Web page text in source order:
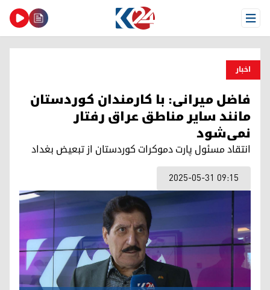
Open Menu
اخبار
فاضل میرانی: با کارمندان کوردستان
مانند سایر مناطق عراق رفتار
نمی‌شود
انتقاد مسئول پارت دموکرات کوردستان از تبعیض بغداد
2025-05-31 09:15